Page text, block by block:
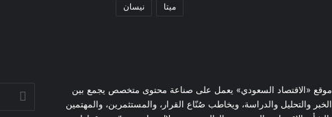
ميتا نيسان
موقع «الاقتصاد السعودي» يعمل على صناعة محتوى متخصص يجمع بين
الخبر والتحليل والدراسة، ويخاطب صُنّاع القرار، والمستثمرين، والمهتمين
أدخل
بريدك